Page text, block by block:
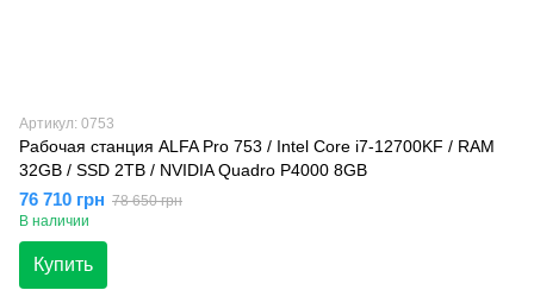
Артикул: 0753
Рабочая станция ALFA Pro 753 / Intel Core i7-12700KF / RAM
32GB / SSD 2TB / NVIDIA Quadro P4000 8GB
76 710 грн 78 650 грн
В наличии
Купить